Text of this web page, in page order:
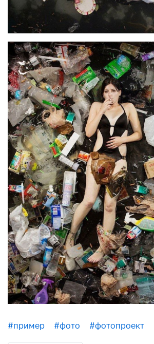
#пример #фото #фотопроект